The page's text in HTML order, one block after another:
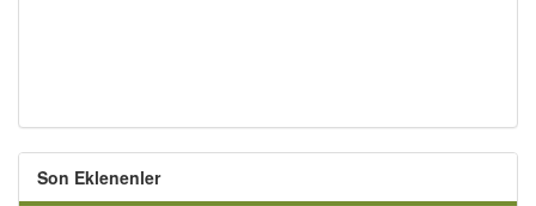
Son Eklenenler